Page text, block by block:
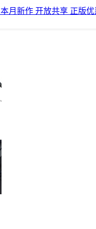
本月新作 开放共享 正版